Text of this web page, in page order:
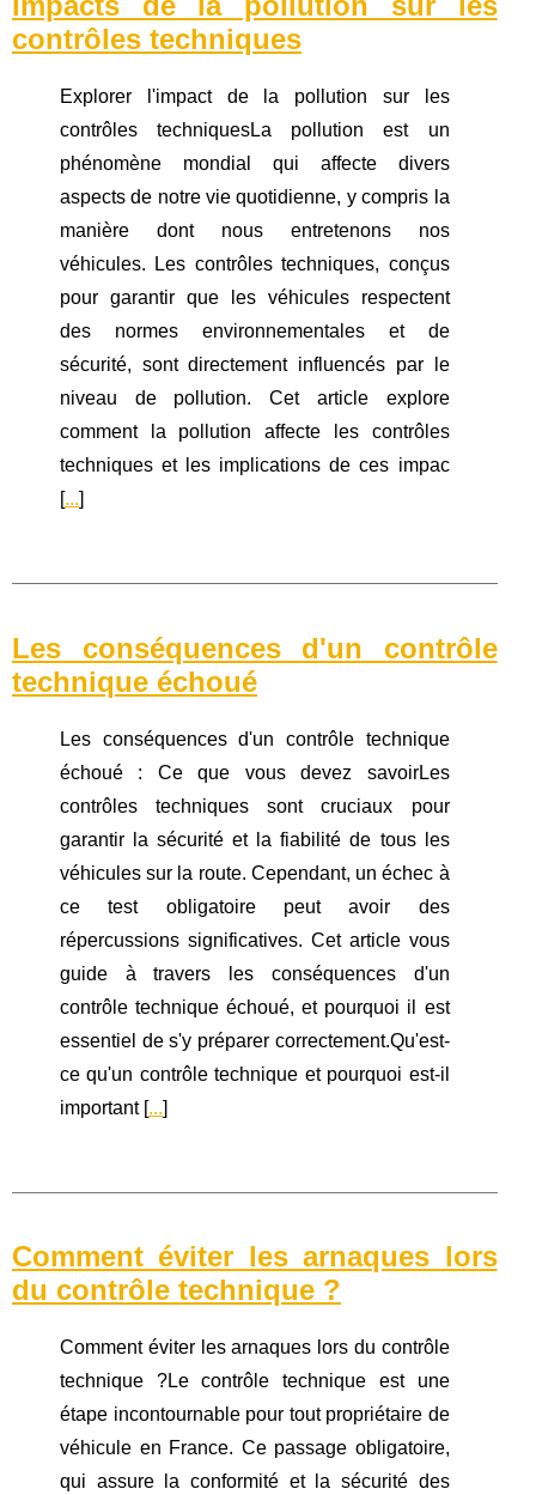
contrôles techniques
Explorer l'impact de la pollution sur les
contrôles techniquesLa pollution est un
phénomène mondial qui affecte divers
aspects de notre vie quotidienne, y compris la
manière dont nous entretenons nos
véhicules. Les contrôles techniques, conçus
pour garantir que les véhicules respectent
des normes environnementales et de
sécurité, sont directement influencés par le
niveau de pollution. Cet article explore
comment la pollution affecte les contrôles
techniques et les implications de ces impac
[...]
Les conséquences d'un contrôle
technique échoué
Les conséquences d'un contrôle technique
échoué : Ce que vous devez savoirLes
contrôles techniques sont cruciaux pour
garantir la sécurité et la fiabilité de tous les
véhicules sur la route. Cependant, un échec à
ce test obligatoire peut avoir des
répercussions significatives. Cet article vous
guide à travers les conséquences d'un
contrôle technique échoué, et pourquoi il est
essentiel de s'y préparer correctement.Qu'est-
ce qu'un contrôle technique et pourquoi est-il
important [...]
Comment éviter les arnaques lors
du contrôle technique ?
Comment éviter les arnaques lors du contrôle
technique ?Le contrôle technique est une
étape incontournable pour tout propriétaire de
véhicule en France. Ce passage obligatoire,
qui assure la conformité et la sécurité des